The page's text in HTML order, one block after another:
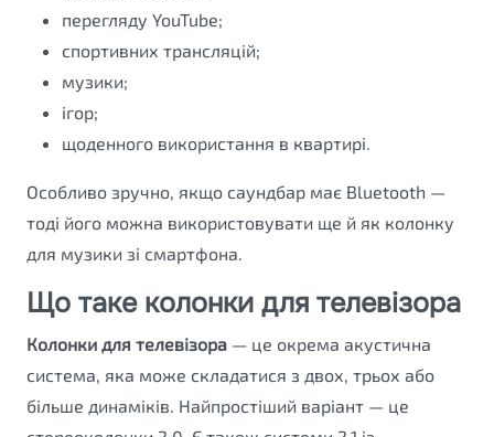
перегляду YouTube;
спортивних трансляцій;
музики;
ігор;
щоденного використання в квартирі.
Особливо зручно, якщо саундбар має Bluetooth —
тоді його можна використовувати ще й як колонку
для музики зі смартфона.
Що таке колонки для телевізора
Колонки для телевізора — це окрема акустична
система, яка може складатися з двох, трьох або
більше динаміків. Найпростіший варіант — це